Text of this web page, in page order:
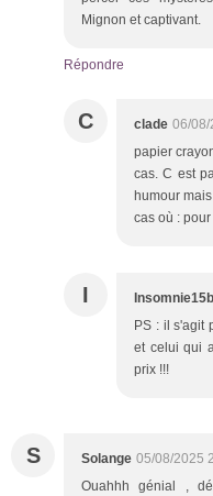
Mignon et captivant.
Répondre
C clade 06/08/
papier
cas. C est
humour
cas où : pour
I
PS : il s'agit
et celui qui
prix !!!
S Solange 05/08/2025
Ouahhh génial ,